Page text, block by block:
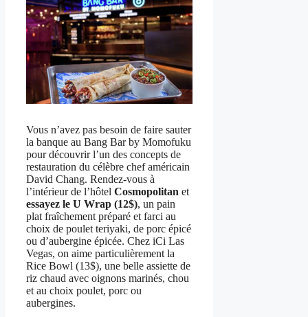
Vous n’avez pas besoin de faire sauter
la banque au Bang Bar by Momofuku
pour découvrir l’un des concepts de
restauration du célèbre chef américain
David Chang. Rendez-vous à
l’intérieur de l’hôtel Cosmopolitan et
essayez le U Wrap (12$), un pain
plat fraîchement préparé et farci au
choix de poulet teriyaki, de porc épicé
ou d’aubergine épicée. Chez iCi Las
Vegas, on aime particulièrement la
Rice Bowl (13$), une belle assiette de
riz chaud avec oignons marinés, chou
et au choix poulet, porc ou
aubergines.